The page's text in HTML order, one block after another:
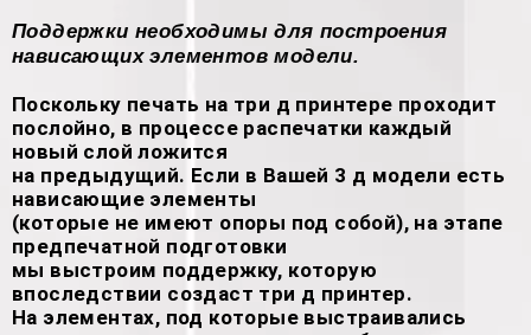
Поддержки необходимы для построения
нависающих элементов модели.
Поскольку печать на три д принтере проходит
послойно, в процессе распечатки каждый
новый слой ложится
на предыдущий. Если в Вашей 3 д модели есть
нависающие элементы
(которые не имеют опоры под собой), на этапе
предпечатной подготовки
мы выстроим поддержку, которую
впоследствии создаст три д принтер.
На элементах, под которые выстраивались